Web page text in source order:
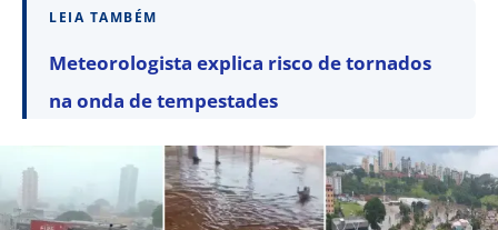
LEIA TAMBÉM
Meteorologista explica risco de tornados
na onda de tempestades